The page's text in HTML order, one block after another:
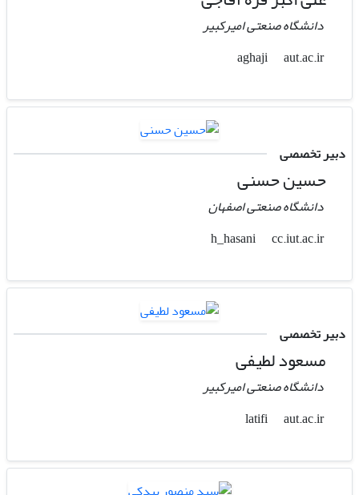
دانشگاه صنعتی امیرکبیر
aghaji
aut.ac.ir
دبیر تخصصی
حسین حسنی
دانشگاه صنعتی اصفهان
h_hasani
cc.iut.ac.ir
دبیر تخصصی
مسعود لطیفی
دانشگاه صنعتی امیرکبیر
latifi
aut.ac.ir